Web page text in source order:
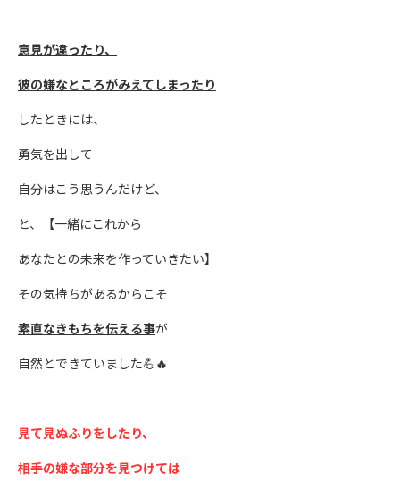
意見が違ったり、
彼の嫌なところがみえてしまったり
したときには、
勇気を出して
自分はこう思うんだけど、
と、【一緒にこれから
あなたとの未来を作っていきたい】
その気持ちがあるからこそ
素直なきもちを伝える事が
自然とできていました💪🔥
見て見ぬふりをしたり、
相手の嫌な部分を見つけては